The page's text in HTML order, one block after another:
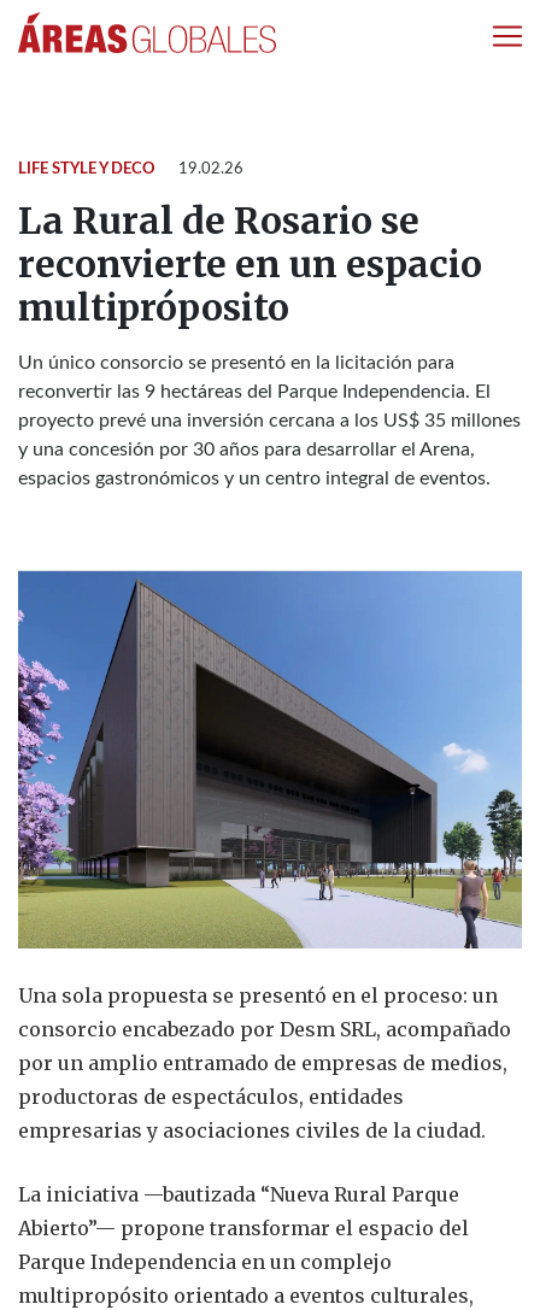
LIFE STYLE Y DECO 19.02.26
La Rural de Rosario se
reconvierte en un espacio
multipróposito
Un único consorcio se presentó en la licitación para
reconvertir las 9 hectáreas del Parque Independencia. El
proyecto prevé una inversión cercana a los US$ 35 millones
y una concesión por 30 años para desarrollar el Arena,
espacios gastronómicos y un centro integral de eventos.
Una sola propuesta se presentó en el proceso: un
consorcio encabezado por Desm SRL, acompañado
por un amplio entramado de empresas de medios,
productoras de espectáculos, entidades
empresarias y asociaciones civiles de la ciudad.
La iniciativa —bautizada “Nueva Rural Parque
Abierto”— propone transformar el espacio del
Parque Independencia en un complejo
multipropósito orientado a eventos culturales,